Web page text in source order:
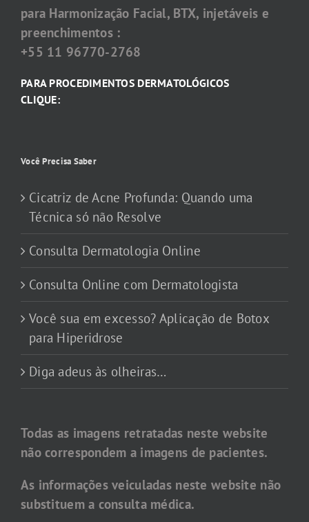
para Harmonização Facial, BTX, injetáveis e
preenchimentos :
+55 11 96770-2768
PARA PROCEDIMENTOS DERMATOLÓGICOS
CLIQUE:
Você Precisa Saber
Cicatriz de Acne Profunda: Quando uma
Técnica só não Resolve
Consulta Dermatologia Online
Consulta Online com Dermatologista
Você sua em excesso? Aplicação de Botox
para Hiperidrose
Diga adeus às olheiras…
Todas as imagens retratadas neste website
não correspondem a imagens de pacientes.
As informações veiculadas neste website não
substituem a consulta médica.